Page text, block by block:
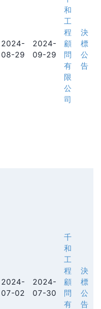
2024-
08-29
2024-
09-29
和
工
程
顧
問
有
限
公
司
決
標
公
告
2024-
07-02
2024-
07-30
千
和
工
程
顧
問
有
決
標
公
告